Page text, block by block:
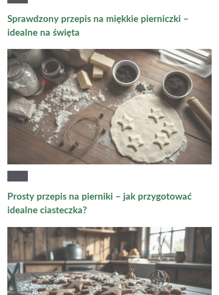
Sprawdzony przepis na miękkie pierniczki –
idealne na święta
Prosty przepis na pierniki – jak przygotować
idealne ciasteczka?